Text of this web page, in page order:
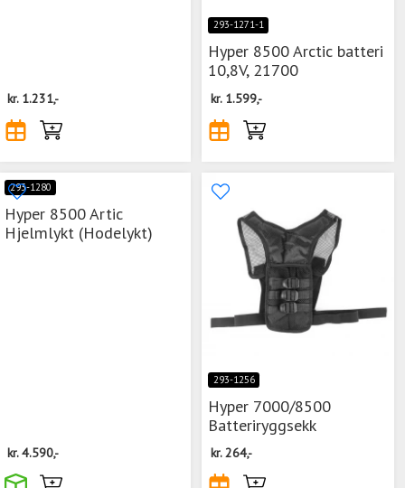
kr. 1.231,-
293-1271-1
Hyper 8500 Arctic batteri
10,8V, 21700
kr. 1.599,-
293-1280
Hyper 8500 Artic
Hjelmlykt (Hodelykt)
kr.4.590,-
293-1256
Hyper 7000/8500
Batteriryggsekk
kr.264,-